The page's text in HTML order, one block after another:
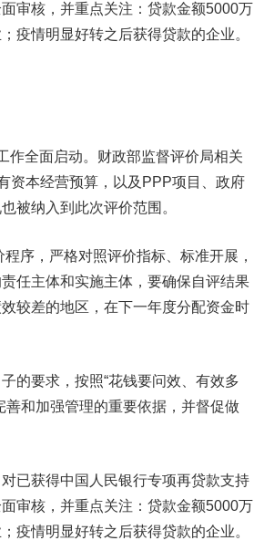
审核，并重点关注：贷款金额5000万
疫情明显好转之后获得贷款的企业。
作全面启动。财政部监督评价局相关
资本经营预算，以及PPP项目、政府
被纳入到此次评价范围。
序，严格对照评价指标、标准开展，
任主体和实施主体，要确保自评结果
较差的地区，在下一年度分配资金时
的要求，按照“花钱要问效、有效多
和加强管理的重要依据，并督促做
已获得中国人民银行专项再贷款支持
审核，并重点关注：贷款金额5000万
疫情明显好转之后获得贷款的企业。